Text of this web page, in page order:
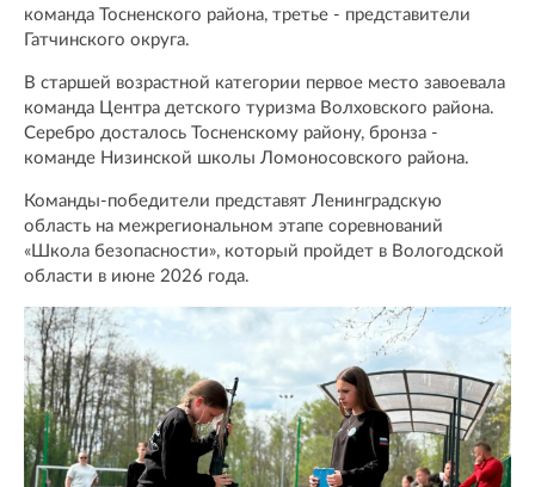
команда Тосненского района, третье - представители
Гатчинского округа.
В старшей возрастной категории первое место завоевала
команда Центра детского туризма Волховского района.
Серебро досталось Тосненскому району, бронза -
команде Низинской школы Ломоносовского района.
Команды-победители представят Ленинградскую
область на межрегиональном этапе соревнований
«Школа безопасности», который пройдет в Вологодской
области в июне 2026 года.